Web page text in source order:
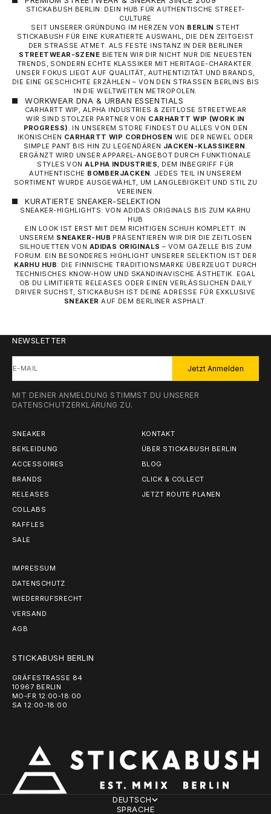
STICKABUSH BERLIN: DEIN HUB FÜR AUTHENTISCHE STREET-
CULTURE
SEIT UNSERER GRÜNDUNG IM HERZEN VON BERLIN STEHT
STICKABUSH FÜR EINE KURATIERTE AUSWAHL, DIE DEN ZEITGEIST
DER STRASSE ATMET. ALS FESTE INSTANZ IN DER BERLINER
STREETWEAR-SZENE BIETEN WIR DIR NICHT NUR DIE NEUESTEN
TRENDS, SONDERN ECHTE KLASSIKER MIT HERITAGE-CHARAKTER.
UNSER FOKUS LIEGT AUF QUALITÄT, AUTHENTIZITÄT UND BRANDS,
DIE EINE GESCHICHTE ERZÄHLEN – VON DEN STRASSEN BERLINS BIS I
N DIE WELTWEITEN METROPOLEN.
WORKWEAR DNA & URBAN ESSENTIALS
CARHARTT WIP, ALPHA INDUSTRIES & ZEITLOSE STREETWEAR
WIR SIND STOLZER PARTNER VON CARHARTT WIP (WORK IN
PROGRESS)
. IN UNSEREM STORE FINDEST DU ALLES VON DEN
IKONISCHEN CARHARTT WIP CORDHOSENWIE DER NEWEL ODER
SIMPLE PANT BIS HIN ZU LEGENDÄREN JACKEN-KLASSIKERN
ERGÄNZT WIRD UNSER APPAREL-ANGEBOT DURCH FUNKTIONALE
STYLES VONALPHA INDUSTRIES , DEM INBEGRIFF FÜR
AUTHENTISCHE BOMBERJACKEN
. JEDES TEIL IN UNSEREM
SORTIMENT WURDE AUSGEWÄHLT, UM LANGLEBIGKEIT UND STIL ZU
VEREINEN.
KURATIERTE SNEAKER-SELEKTION
SNEAKER-HIGHLIGHTS: VON ADIDAS ORIGINALS BIS ZUM KARHU
HUB
EIN LOOK IST ERST MIT DEM RICHTIGEN SCHUH KOMPLETT. IN
UNSEREM SNEAKER-HUB PRÄSENTIEREN WIR DIR DIE ZEITLOSEN
SILHOUETTEN VON ADIDAS ORIGINALS – VOM GAZELLE BIS ZUM
FORUM. EIN BESONDERES HIGHLIGHT UNSERER SELEKTION IST DER
KARHU HUB: DIE FINNISCHE TRADITIONSMARKE ÜBERZEUGT DURCH
TECHNISCHES KNOW-HOW UND SKANDINAVISCHE ÄSTHETIK. EGAL
OB DU LIMITIERTE RELEASES ODER EINEN VERLÄSSLICHEN DAILY
DRIVER SUCHST, STICKABUSH IST DEINE ADRESSE FÜR EXKLUSIVE
SNEAKER AUF DEM BERLINER ASPHALT.
NEWSLETTER
E-MAIL Jetzt Anmelden
MIT DEINER ANMELDUNG STIMMST DU UNSERER
DATENSCHUTZERKLÄRUNG ZU.
SNEAKER
BEKLEIDUNG
ACCESSOIRES
BRANDS
RELEASES
COLLABS
RAFFLES
SALE
KONTAKT
ÜBER STICKABUSH BERLIN
BLOG
CLICK & COLLECT
JETZT ROUTE PLANEN
IMPRESSUM
DATENSCHUTZ
WIEDERRUFSRECHT
VERSAND
AGB
STICKABUSH BERLIN
GRÄFESTRASSE 84
10967 BERLIN
MO-FR 12:00-18:00
SA 12:00-18:00
DEUTSCH
SPRACHE